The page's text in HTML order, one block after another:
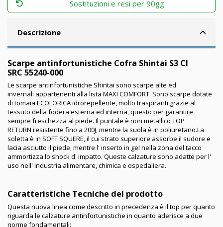
Sostituzioni e resi per 90gg
Descrizione
Scarpe antinfortunistiche Cofra Shintai S3 CI
SRC 55240-000
Le scarpe antinfortunistiche Shintai sono scarpe alte ed
invernali appartenenti alla lista MAXI COMFORT. Sono scarpe dotate
di tomaia ECOLORICA idrorepellente, molto traspiranti grazie al
tessuto della fodera esterna ed interna, questo per garantire
sempre freschezza al piede. Il puntale è non metallico TOP
RETURN resistente fino a 200J, mentre la suola è in poliuretano.La
soletta è in SOFT SQUERE, il cui strato superiore assorbe il sudore e
lacia asciutto il piede, mentre l' inserto in gel nella zona del tacco
ammortizza lo shock d' impatto. Queste calzature sono adatte per l'
uso nell' industria alimentare, chimica e ospedaliera.
Caratteristiche Tecniche del prodotto
Questa nuova linea come descritto in precedenza è il top per quanto
riguarda le calzature antinfortunistiche in quanto aderisce a due
norme fondamentali: